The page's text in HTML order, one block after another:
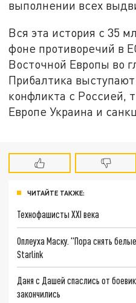
выполнении всех
Вся эта история с 35
фоне противоречий в
Восточной Европы во
Прибалтика
конфликта с Россией,
Европе Украина и
ЧИТАЙТЕ ТАКЖЕ:
Технофашисты XXI века
Оплеуха Маску. "Пора снять
Starlink
Даня с Дашей спаслись от
закончились